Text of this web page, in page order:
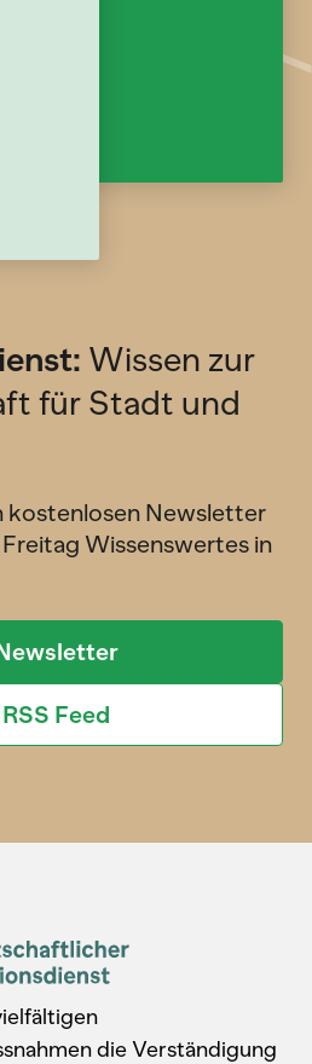
Wissen zur
für Stadt und
kostenlosen Newsletter
Wissenswertes in
RSS Feed
die Verständigung